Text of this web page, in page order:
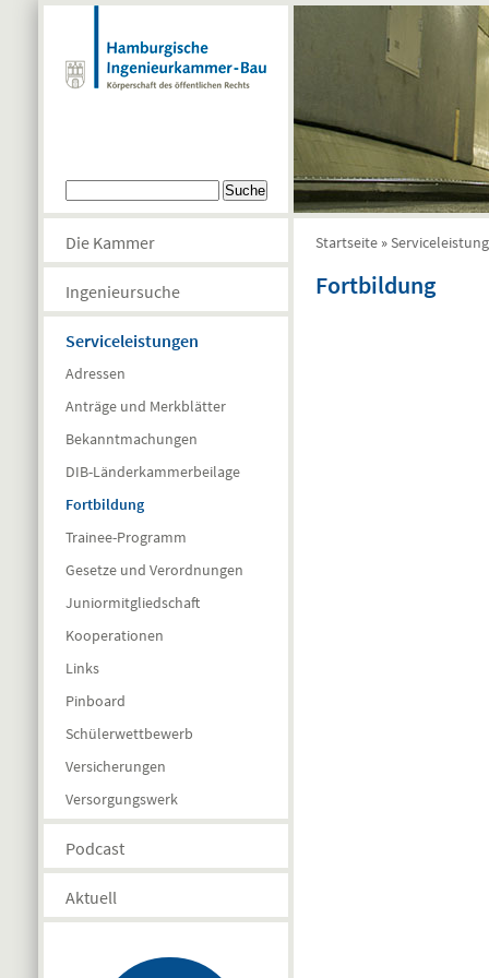
Direkt zum Inhalt
Suchformular
Die Kammer
Ingenieursuche
Serviceleistungen
Adressen
Anträge und Merkblätter
Bekanntmachungen
DIB-Länderkammerbeilage
Fortbildung
Trainee-Programm
Gesetze und Verordnungen
Juniormitgliedschaft
Kooperationen
Links
Pinboard
Schülerwettbewerb
Versicherungen
Versorgungswerk
Podcast
Aktuell
Sie sind hier
Startseite »
Fortbildung